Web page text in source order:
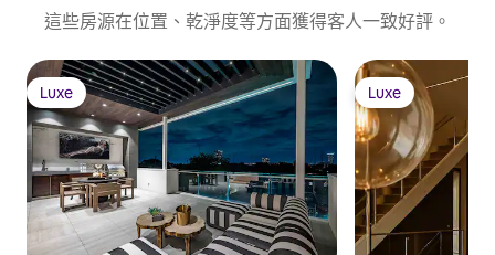
這些房源在位置、乾淨度等方面獲得客人一致好評。
Luxe
Luxe Luxe
Luxe